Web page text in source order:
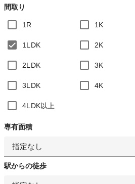
間取り
1R 1K
1LDK 2K
2LDK 3K
3LDK 4K
4LDK以上
専有面積
指定なし
駅からの徒歩